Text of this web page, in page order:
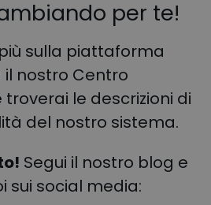
per te!
sulla piattaforma
il nostro Centro
le descrizioni di
del nostro sistema.
Segui il nostro blog e
sui social media: